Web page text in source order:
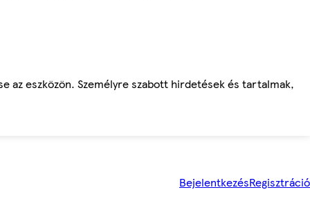
az eszközön. Személyre szabott hirdetések és tartalmak,
BejelentkezésRegisztráció